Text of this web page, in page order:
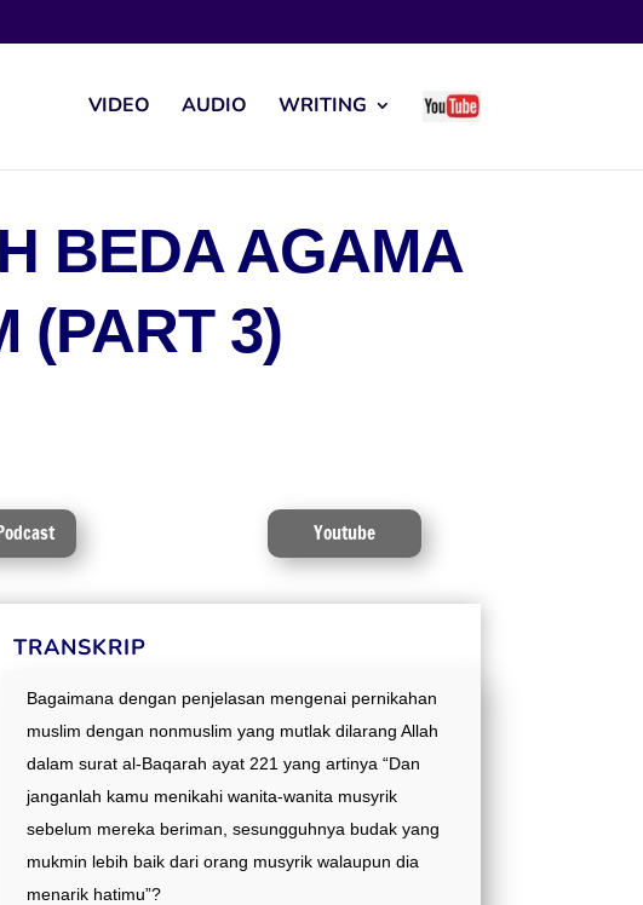
VIDEO AUDIO WRITING
BEDA AGAMA
(PART 3)
Youtube
TRANSKRIP
Bagaimana dengan penjelasan mengenai pernikahan
muslim dengan nonmuslim yang mutlak dilarang Allah
dalam surat al-Baqarah ayat 221 yang artinya “Dan
janganlah kamu menikahi wanita-wanita musyrik
sebelum mereka beriman, sesungguhnya budak yang
mukmin lebih baik dari orang musyrik walaupun dia
menarik hatimu”?